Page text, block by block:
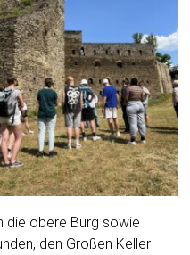
die obere Burg sowie
den Großen Keller